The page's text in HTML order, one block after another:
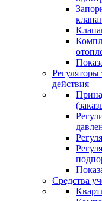
действия
Средства